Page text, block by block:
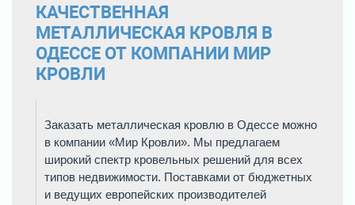
КАЧЕСТВЕННАЯ
МЕТАЛЛИЧЕСКАЯ КРОВЛЯ В
ОДЕССЕ ОТ КОМПАНИИ МИР
КРОВЛИ
Заказать металлическая кровлю в Одессе можно
в компании «Мир Кровли». Мы предлагаем
широкий спектр кровельных решений для всех
типов недвижимости. Поставками от бюджетных
и ведущих европейских производителей